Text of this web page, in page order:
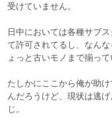
受けていません。
日中においては各種サブ
て許可されてるし、なん
ょっと古いモノまで揃っ
たしかにここから俺が助
んだろうけど、現状は逃
じ。